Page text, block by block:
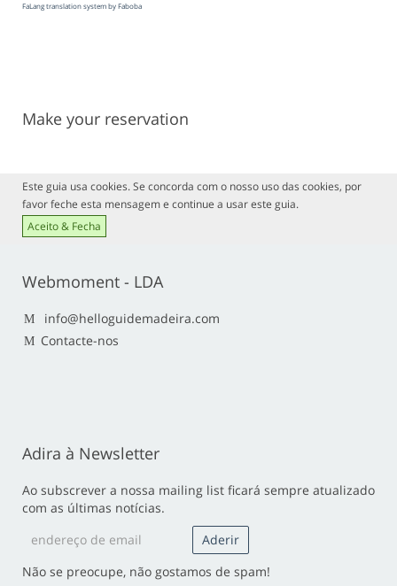
FaLang translation system by Faboba
Make your reservation
Este guia usa cookies. Se concorda com o nosso uso das cookies, por
favor feche esta mensagem e continue a usar este guia.
Aceito & Fecha
Webmoment - LDA
info@helloguidemadeira.com
Contacte-nos
Adira à Newsletter
Ao subscrever a nossa mailing list ficará sempre atualizado
com as últimas notícias.
Não se preocupe, não gostamos de spam!